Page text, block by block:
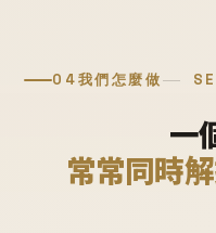
04我們怎麼做
一
常常同時